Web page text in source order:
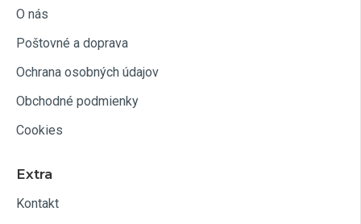
O nás
Poštovné a doprava
Ochrana osobných údajov
Obchodné podmienky
Cookies
Extra
Kontakt